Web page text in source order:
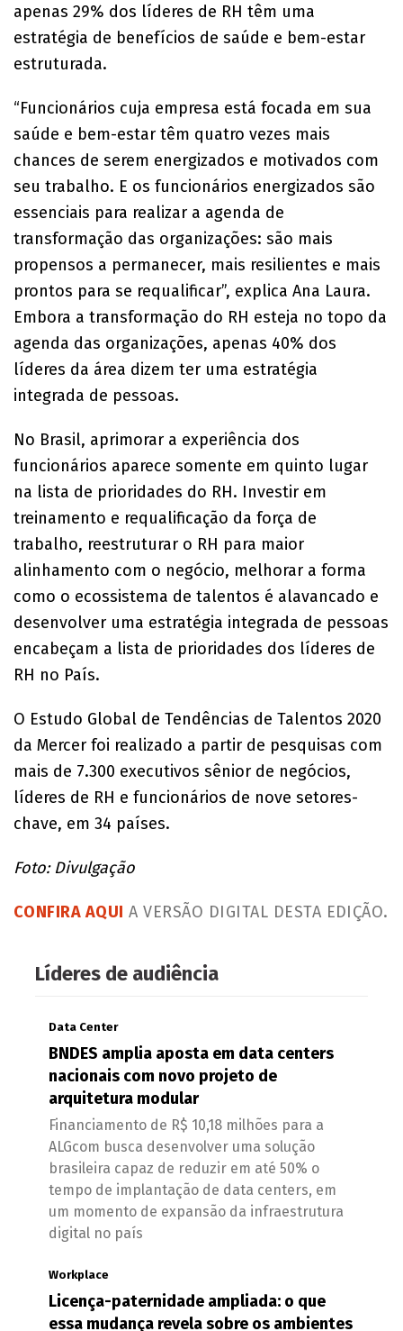
apenas 29% dos líderes de RH têm uma
estratégia de benefícios de saúde e bem-estar
estruturada.
“Funcionários cuja empresa está focada em sua
saúde e bem-estar têm quatro vezes mais
chances de serem energizados e motivados com
seu trabalho. E os funcionários energizados são
essenciais para realizar a agenda de
transformação das organizações: são mais
propensos a permanecer, mais resilientes e mais
prontos para se requalificar”, explica Ana Laura.
Embora a transformação do RH esteja no topo da
agenda das organizações, apenas 40% dos
líderes da área dizem ter uma estratégia
integrada de pessoas.
No Brasil, aprimorar a experiência dos
funcionários aparece somente em quinto lugar
na lista de prioridades do RH. Investir em
treinamento e requalificação da força de
trabalho, reestruturar o RH para maior
alinhamento com o negócio, melhorar a forma
como o ecossistema de talentos é alavancado e
desenvolver uma estratégia integrada de pessoas
encabeçam a lista de prioridades dos líderes de
RH no País.
O Estudo Global de Tendências de Talentos 2020
da Mercer foi realizado a partir de pesquisas com
mais de 7.300 executivos sênior de negócios,
líderes de RH e funcionários de nove setores-
chave, em 34 países.
Foto: Divulgação
CONFIRA AQUI A VERSÃO DIGITAL DESTA EDIÇÃO.
Líderes de audiência
Data Center
BNDES amplia aposta em data centers
nacionais com novo projeto de
arquitetura modular
Financiamento de R$ 10,18 milhões para a
ALGcom busca desenvolver uma solução
brasileira capaz de reduzir em até 50% o
tempo de implantação de data centers, em
um momento de expansão da infraestrutura
digital no país
Workplace
Licença-paternidade ampliada: o que
essa mudança revela sobre os ambientes